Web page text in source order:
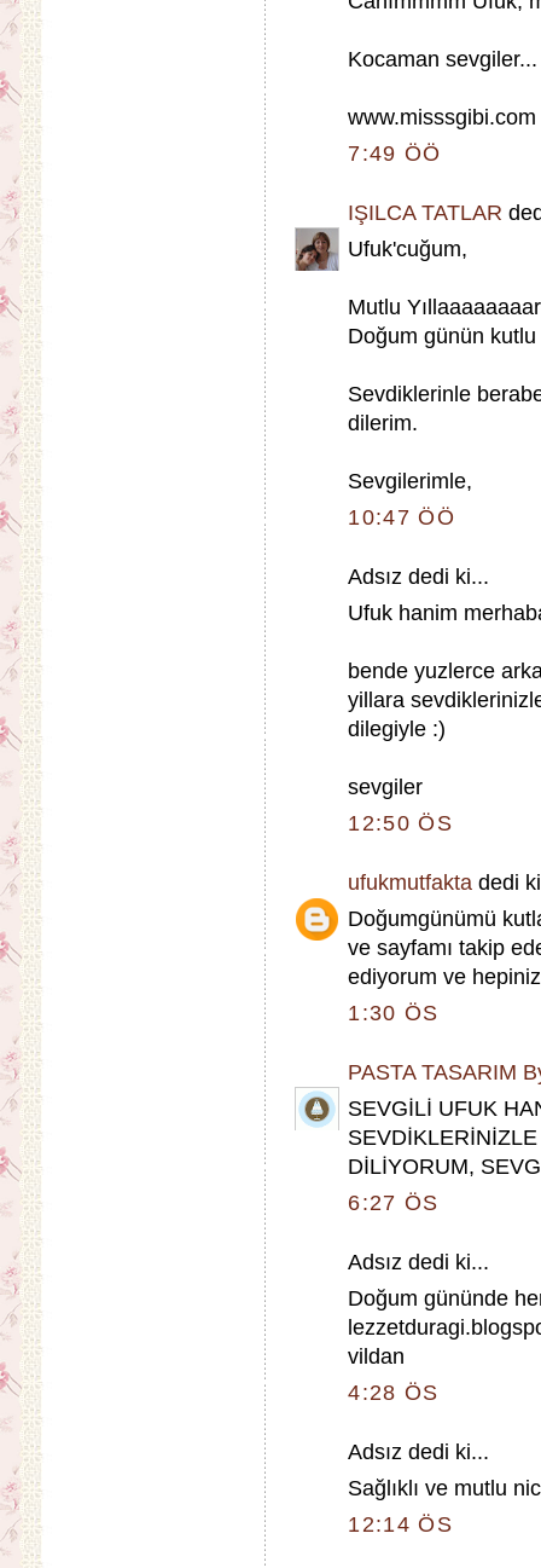
Kocaman sevgiler...
www.misssgibi.com
7:49 ÖÖ
IŞILCA TATLAR
Ufuk'cuğum,
Mutlu
Doğum günün
Sevdiklerinle
dilerim.
Sevgilerimle,
10:47 ÖÖ
Adsız dedi ki...
Ufuk hanim
bende yuzlerce
yillara
dilegiyle :)
sevgiler
12:50 ÖS
ufukmutfakta dedi
Doğumgünümü
ve sayfamı takip
ediyorum ve
1:30 ÖS
PASTA TASARIM
SEVGİLİ UFUK
DİLİYORUM,
6:27 ÖS
Adsız dedi ki...
Doğum gününde
vildan
4:28 ÖS
Adsız dedi ki...
Sağlıklı ve mutlu
12:14 ÖS